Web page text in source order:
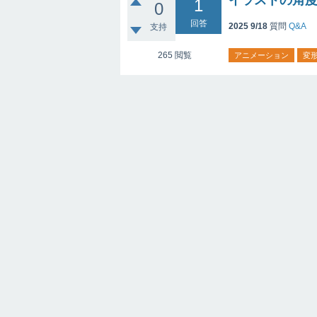
0
支持
1
回答
265 閲覧
2025 9/18 質問 Q&A
アニメーション 変